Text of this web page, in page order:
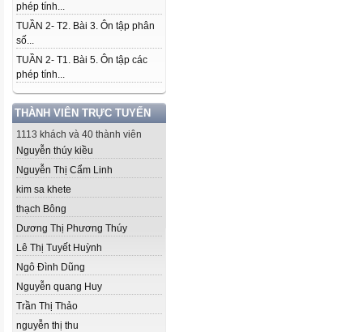
phép tính...
TUẦN 2- T2. Bài 3. Ôn tập phân
số...
TUẦN 2- T1. Bài 5. Ôn tập các
phép tính...
THÀNH VIÊN TRỰC TUYẾN
1113 khách và 40 thành viên
Nguyễn thúy kiều
Nguyễn Thị Cẩm Linh
kim sa khete
thạch Bông
Dương Thị Phương Thúy
Lê Thị Tuyết Huỳnh
Ngô Đình Dũng
Nguyễn quang Huy
Trần Thị Thảo
nguyễn thị thu